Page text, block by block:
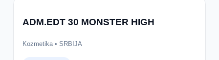
ADM.EDT 30 MONSTER HIGH
Kozmetika • SRBIJA